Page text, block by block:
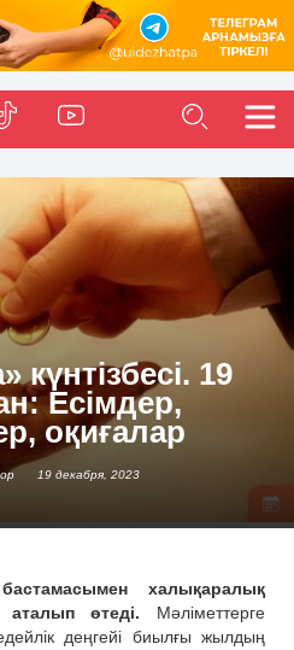
күнтізбесі. 19
Есімдер,
оқиғалар
19 декабря, 2023
халықаралық
аталып өтеді. Мәліметтерге
деңгейі биылғы жылдың